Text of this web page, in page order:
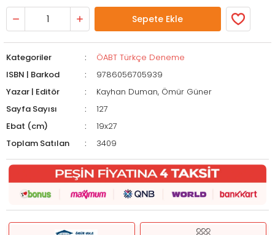
Sepete Ekle
Kategoriler
ÖABT Türkçe Deneme
ISBN | Barkod
9786056705939
Yazar | Editör
Kayhan Duman, Ömür Güner
Sayfa Sayısı
127
Ebat (cm)
19x27
Toplam Satılan
3409